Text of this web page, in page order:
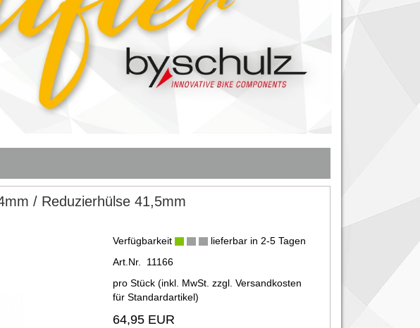
/ Reduzierhülse 41,5mm
Verfügbarkeit
lieferbar in 2-5 Tagen
Art.Nr. 11166
pro Stück (inkl. MwSt. zzgl. Versandkosten
für Standardartikel)
64,95 EUR